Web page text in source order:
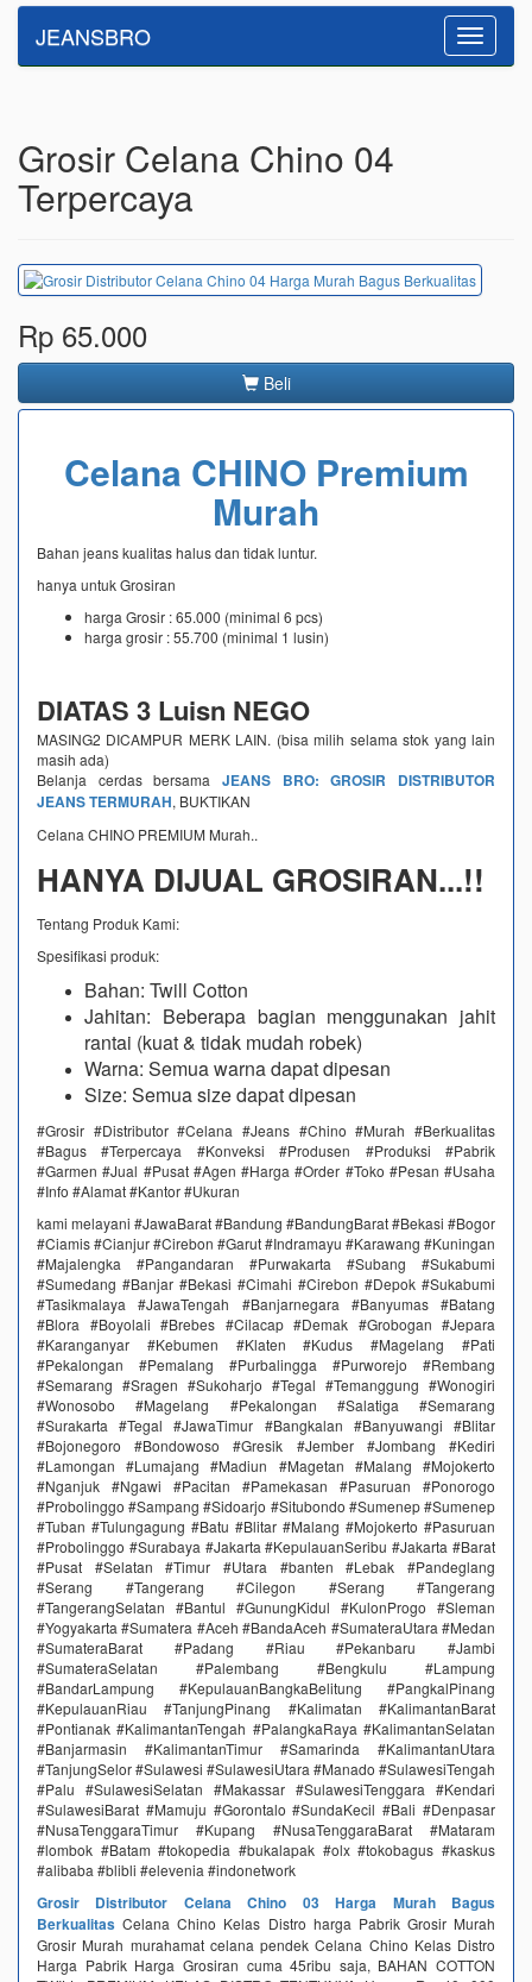
Toggle
JEANSBRO
Grosir Celana Chino 04
Terpercaya
Rp 65.000
Beli
Celana CHINO Premium
Murah
Bahan jeans kualitas halus dan tidak luntur.
hanya untuk Grosiran
harga Grosir : 65.000 (minimal 6 pcs)
harga grosir : 55.700 (minimal 1 lusin)
DIATAS 3 Luisn NEGO
MASING2 DICAMPUR MERK LAIN. (bisa milih selama stok yang lain
masih ada)
Belanja cerdas bersama JEANS BRO: GROSIR DISTRIBUTOR
JEANS TERMURAH, BUKTIKAN
Celana CHINO PREMIUM Murah..
HANYA DIJUAL GROSIRAN...!!
Tentang Produk Kami:
Spesifikasi produk:
Bahan: Twill Cotton
Jahitan: Beberapa bagian menggunakan jahit
rantai (kuat & tidak mudah robek)
Warna: Semua warna dapat dipesan
Size: Semua size dapat dipesan ​​
#Grosir #Distributor #Celana #Jeans #Chino #Murah #Berkualitas
#Bagus #Terpercaya #Konveksi #Produsen #Produksi #Pabrik
#Garmen #Jual #Pusat #Agen #Harga #Order #Toko #Pesan #Usaha
#Info #Alamat #Kantor #Ukuran
kami melayani #JawaBarat #Bandung #BandungBarat #Bekasi #Bogor
#Ciamis #Cianjur #Cirebon #Garut #Indramayu #Karawang #Kuningan
#Majalengka #Pangandaran #Purwakarta #Subang #Sukabumi
#Sumedang #Banjar #Bekasi #Cimahi #Cirebon #Depok #Sukabumi
#Tasikmalaya #JawaTengah #Banjarnegara #Banyumas #Batang
#Blora #Boyolali #Brebes #Cilacap #Demak #Grobogan #Jepara
#Karanganyar #Kebumen #Klaten #Kudus #Magelang #Pati
#Pekalongan #Pemalang #Purbalingga #Purworejo #Rembang
#Semarang #Sragen #Sukoharjo #Tegal #Temanggung #Wonogiri
#Wonosobo #Magelang #Pekalongan #Salatiga #Semarang
#Surakarta #Tegal #JawaTimur #Bangkalan #Banyuwangi #Blitar
#Bojonegoro #Bondowoso #Gresik #Jember #Jombang #Kediri
#Lamongan #Lumajang #Madiun #Magetan #Malang #Mojokerto
#Nganjuk #Ngawi #Pacitan #Pamekasan #Pasuruan #Ponorogo
#Probolinggo #Sampang #Sidoarjo #Situbondo #Sumenep #Sumenep
#Tuban #Tulungagung #Batu #Blitar #Malang #Mojokerto #Pasuruan
#Probolinggo #Surabaya #Jakarta #KepulauanSeribu #Jakarta #Barat
#Pusat #Selatan #Timur #Utara #banten #Lebak #Pandeglang
#Serang #Tangerang #Cilegon #Serang #Tangerang
#TangerangSelatan #Bantul #GunungKidul #KulonProgo #Sleman
#Yogyakarta #Sumatera #Aceh #BandaAceh #SumateraUtara #Medan
#SumateraBarat #Padang #Riau #Pekanbaru #Jambi
#SumateraSelatan #Palembang #Bengkulu #Lampung
#BandarLampung #KepulauanBangkaBelitung #PangkalPinang
#KepulauanRiau #TanjungPinang #Kalimatan #KalimantanBarat
#Pontianak #KalimantanTengah #PalangkaRaya #KalimantanSelatan
#Banjarmasin #KalimantanTimur #Samarinda #KalimantanUtara
#TanjungSelor #Sulawesi #SulawesiUtara #Manado #SulawesiTengah
#Palu #SulawesiSelatan #Makassar #SulawesiTenggara #Kendari
#SulawesiBarat #Mamuju #Gorontalo #SundaKecil #Bali #Denpasar
#NusaTenggaraTimur #Kupang #NusaTenggaraBarat #Mataram
#lombok #Batam #tokopedia #bukalapak #olx #tokobagus #kaskus
#alibaba #blibli #elevenia #indonetwork
Grosir Distributor Celana Chino 03 Harga Murah Bagus
Berkualitas Celana Chino Kelas Distro harga Pabrik Grosir Murah
Grosir Murah murahamat celana pendek Celana Chino Kelas Distro
Harga Pabrik Harga Grosiran cuma 45ribu saja, BAHAN COTTON